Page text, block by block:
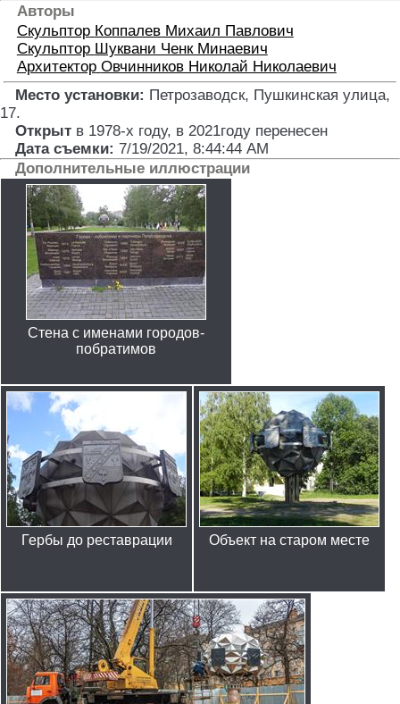
Авторы
Скульптор Коппалев Михаил Павлович
Скульптор Шуквани Ченк Минаевич
Архитектор Овчинников Николай Николаевич
Место установки: Петрозаводск, Пушкинская улица,
17.
Открыт в 1978-х году, в 2021году перенесен
Дата съемки: 7/19/2021, 8:44:44 AM
Дополнительные иллюстрации
Стена с именами городов-
побратимов
Гербы до реставрации Объект на старом месте